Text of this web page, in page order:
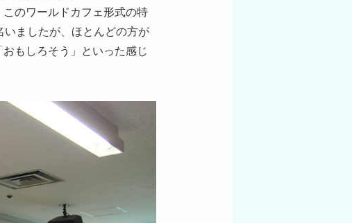
のワールドカフェ形式の特
ましたが、ほとんどの方が
もしろそう」といった感じ